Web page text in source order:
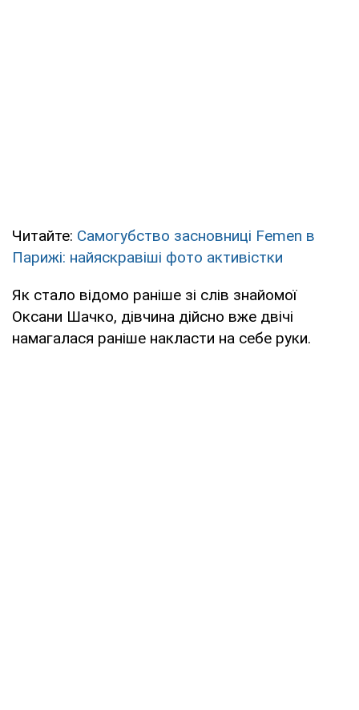
Читайте: Самогубство засновниці Femen в
Парижі: найяскравіші фото активістки
Як стало відомо раніше зі слів знайомої
Оксани Шачко, дівчина дійсно вже двічі
намагалася раніше накласти на себе руки.